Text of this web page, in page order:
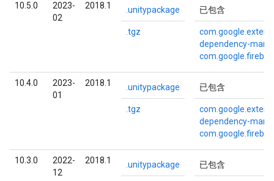
10.5.0
2023-
02
2018.1 .unitypackage
.tgz
已包含
dependency-
10.4.0
2023-
01
2018.1 .unitypackage
.tgz
已包含
dependency-
10.3.0
2022-
12
2018.1 .unitypackage 已包含